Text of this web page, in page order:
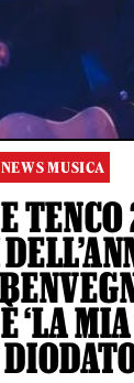
NEWS MUSICA
‘LA